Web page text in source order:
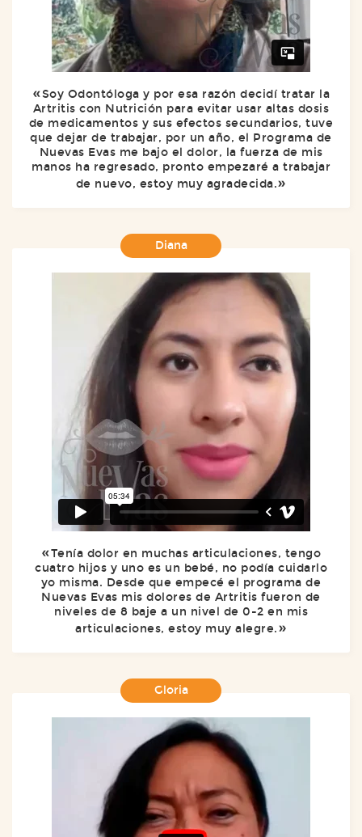
Soy Odontóloga y por esa razón decidí tratar la
Artritis con Nutrición para evitar usar altas dosis
de medicamentos y sus efectos secundarios, tuve
que dejar de trabajar, por un año, el Programa de
Nuevas Evas me bajo el dolor, la fuerza de mis
manos ha regresado, pronto empezaré a trabajar
de nuevo, estoy muy agradecida.
Diana
Tenía dolor en muchas articulaciones, tengo
cuatro hijos y uno es un bebé, no podía cuidarlo
yo misma. Desde que empecé el programa de
Nuevas Evas mis dolores de Artritis fueron de
niveles de 8 baje a un nivel de 0-2 en mis
articulaciones, estoy muy alegre.
Gloria